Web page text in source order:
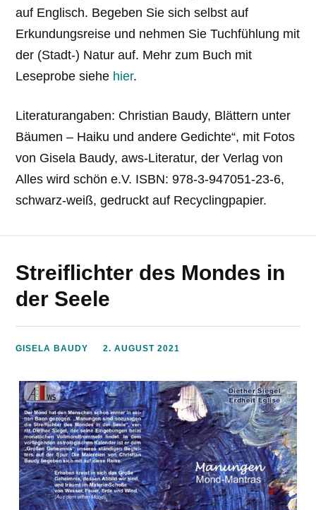
auf Englisch. Begeben Sie sich selbst auf
Erkundungsreise und nehmen Sie Tuchfühlung mit
der (Stadt-) Natur auf. Mehr zum Buch mit
Leseprobe siehe hier.
Literaturangaben: Christian Baudy, Blättern unter
Bäumen – Haiku und andere Gedichte“, mit Fotos
von Gisela Baudy, aws-Literatur, der Verlag von
Alles wird schön e.V. ISBN: 978-3-947051-23-6,
schwarz-weiß, gedruckt auf Recyclingpapier.
Streiflichter des Mondes in
der Seele
GISELA BAUDY 2. AUGUST 2021